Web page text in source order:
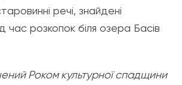
речі, знайдені
час розкопок біля озера Басів
Роком культурної спадщини